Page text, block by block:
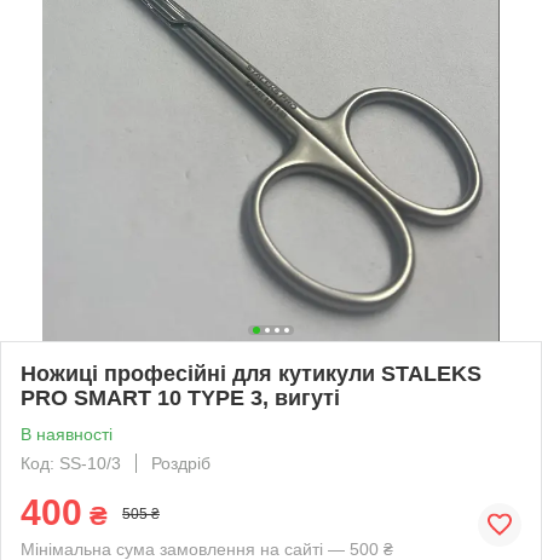
Ножиці професійні для кутикули STALEKS
PRO SMART 10 TYPE 3, вигуті
В наявності
Код: SS-10/3
Роздріб
400 ₴ 505 ₴
Мінімальна сума замовлення на сайті — 500 ₴